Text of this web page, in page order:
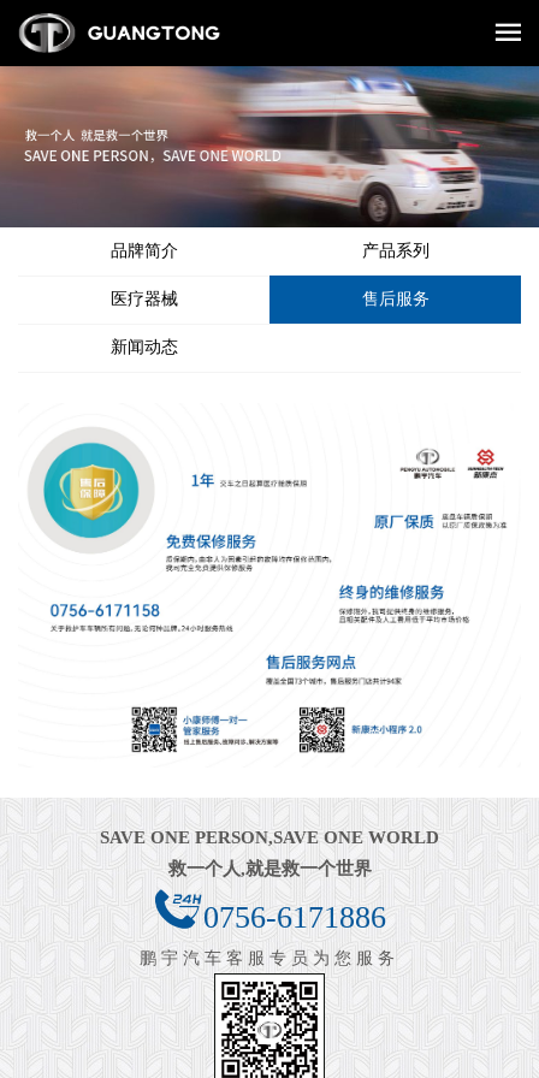
品牌简介 产品系列
医疗器械 售后服务
新闻动态
SAVE ONE PERSON,SAVE ONE WORLD
救一个人,就是救一个世界
0756-6171886
鹏宇汽车客服专员为您服务